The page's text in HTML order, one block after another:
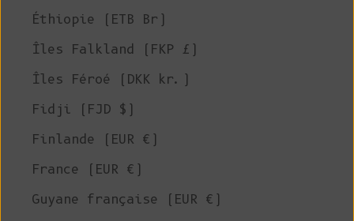
Éthiopie (ETB Br)
Îles Falkland (FKP £)
Îles Féroé (DKK kr.)
Fidji (FJD $)
Finlande (EUR €)
France (EUR €)
Guyane française (EUR €)